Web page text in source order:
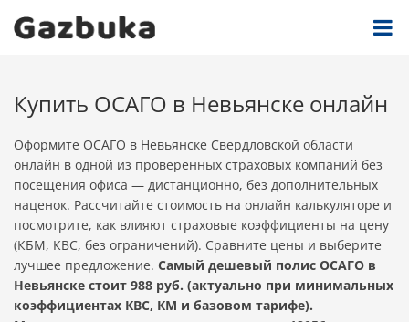
Купить ОСАГО в Невьянске онлайн
Оформите ОСАГО в Невьянске Свердловской области
онлайн в одной из проверенных страховых компаний без
посещения офиса — дистанционно, без дополнительных
наценок. Рассчитайте стоимость на онлайн калькуляторе и
посмотрите, как влияют страховые коэффициенты на цену
(КБМ, КВС, без ограничений). Сравните цены и выберите
лучшее предложение. Самый дешевый полис ОСАГО в
Невьянске стоит 988 руб. (актуально при минимальных
коэффициентах КВС, КМ и базовом тарифе).